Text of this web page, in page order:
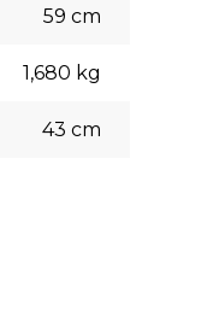
59 cm
1,680 kg
43 cm